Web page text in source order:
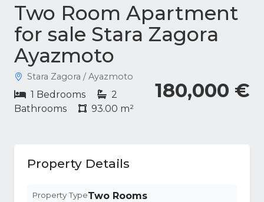
Two Room Apartment
for sale Stara Zagora
Ayazmoto
180,000 €
Stara Zagora / Ayazmoto
1 Bedrooms
2
Bathrooms
93.00 m²
Property Details
Property TypeTwo Rooms